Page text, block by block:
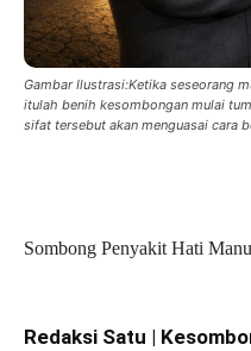
Gambar Ilustrasi:Ketika seseorang
itulah benih kesombongan mulai
sifat tersebut akan menguasai cara
Sombong
Oleh:
Redaksi Satu |